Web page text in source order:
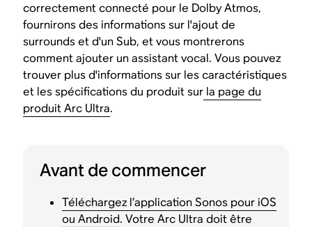
correctement connecté pour le Dolby Atmos,
fournirons des informations sur l'ajout de
surrounds et d'un Sub, et vous montrerons
comment ajouter un assistant vocal. Vous pouvez
trouver plus d'informations sur les caractéristiques
et les spécifications du produit sur la page du
produit Arc Ultra.
Avant de commencer
Téléchargez l’application Sonos pour iOS
ou Android. Votre Arc Ultra doit être